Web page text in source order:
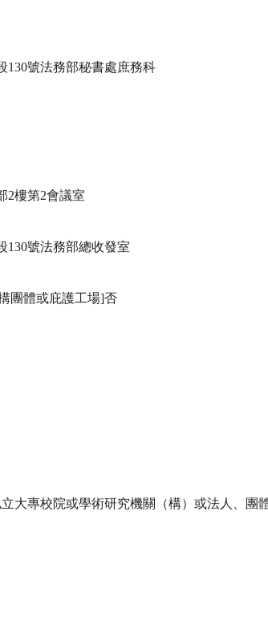
130號法務部秘書處庶務科
2樓第2會議室
130號法務部總收發室
團體或庇護工場]否
大專校院或學術研究機關（構）或法人、團體